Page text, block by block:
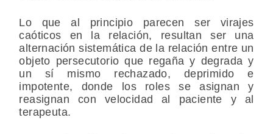
Lo que al principio parecen ser virajes
caóticos en la relación, resultan ser una
alternación sistemática de la relación entre un
objeto persecutorio que regaña y degrada y
un sí mismo rechazado, deprimido e
impotente, donde los roles se asignan y
reasignan con velocidad al paciente y al
terapeuta.